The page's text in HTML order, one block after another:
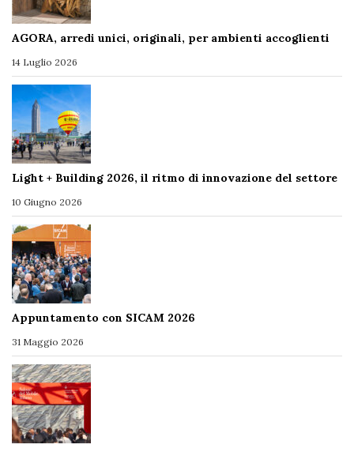
AGORA, arredi unici, originali, per ambienti accoglienti
14 Luglio 2026
Light + Building 2026, il ritmo di innovazione del settore
10 Giugno 2026
Appuntamento con SICAM 2026
31 Maggio 2026